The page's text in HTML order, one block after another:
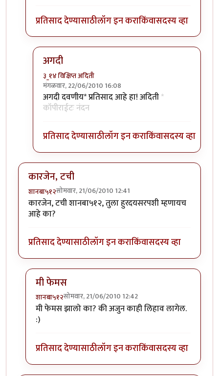
प्रतिसाद देण्यासाठीलॉग इन कराकिंवासदस्य व्हा
अगदी
३_१४ विक्षिप्त अदिती
मंगळवार, 22/06/2010 16:08
In reply toसौंदर्यफुbyNile
अगदी दवणीय* प्रतिसाद आहे हा! अदिती*
कॉपीराईटः नंदन
प्रतिसाद देण्यासाठीलॉग इन कराकिंवासदस्य व्हा
कारजेन, टची
शानबा५१२सोमवार, 21/06/2010 12:41
कारजेन, टची शानबा५१२, तुला हुरदयसरपशी म्हणायच
आहे का?
प्रतिसाद देण्यासाठीलॉग इन कराकिंवासदस्य व्हा
मी फेमस
शानबा५१२सोमवार, 21/06/2010 12:42
In reply toकारजेन, टचीbyशानबा५१२
मी फेमस झालो का? की अजुन काही लिहाव लागेल.
:)
प्रतिसाद देण्यासाठीलॉग इन कराकिंवासदस्य व्हा